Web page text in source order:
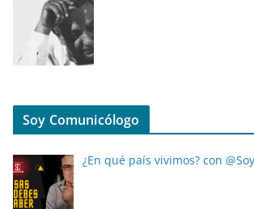
Soy Comunicólogo
¿En qué país vivimos? con